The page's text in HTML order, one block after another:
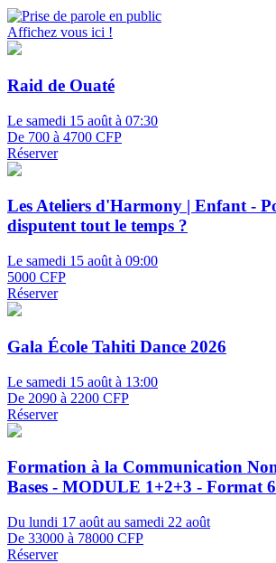
Affichez vous ici !
Raid de Ouaté
Le samedi 15 août à 07:30
De 700 à 4700 CFP
Réserver
Les Ateliers d'Harmony | Enfant -
disputent tout le temps ?
Le samedi 15 août à 09:00
5000 CFP
Réserver
Gala École Tahiti Dance 2026
Le samedi 15 août à 13:00
De 2090 à 2200 CFP
Réserver
Formation à la Communication
Bases - MODULE 1+2+3 - Format
Du lundi 17 août au samedi 22 août
De 33000 à 78000 CFP
Réserver